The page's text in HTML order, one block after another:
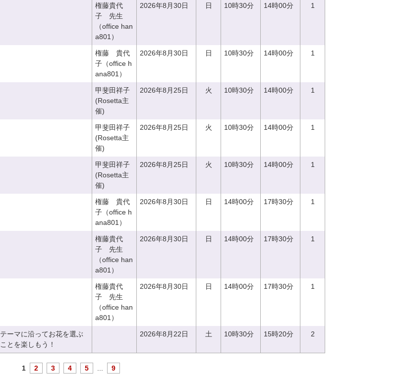
権藤貴代
子 先生
（office han
a801）
2026年8月30日 日 10時30分 14時00分 1
権藤 貴代
子（office h
ana801）
2026年8月30日 日 10時30分 14時00分 1
甲斐田祥子
(Rosetta主
催)
2026年8月25日 火 10時30分 14時00分 1
甲斐田祥子
(Rosetta主
催)
2026年8月25日 火 10時30分 14時00分 1
甲斐田祥子
(Rosetta主
催)
2026年8月25日 火 10時30分 14時00分 1
権藤 貴代
子（office h
ana801）
2026年8月30日 日 14時00分 17時30分 1
権藤貴代
子 先生
（office han
a801）
2026年8月30日 日 14時00分 17時30分 1
権藤貴代
子 先生
（office han
a801）
2026年8月30日 日 14時00分 17時30分 1
テーマに沿ってお花を選ぶ
ことを楽しもう！
2026年8月22日 土 10時30分 15時20分 2
1 2 3 4 5 9